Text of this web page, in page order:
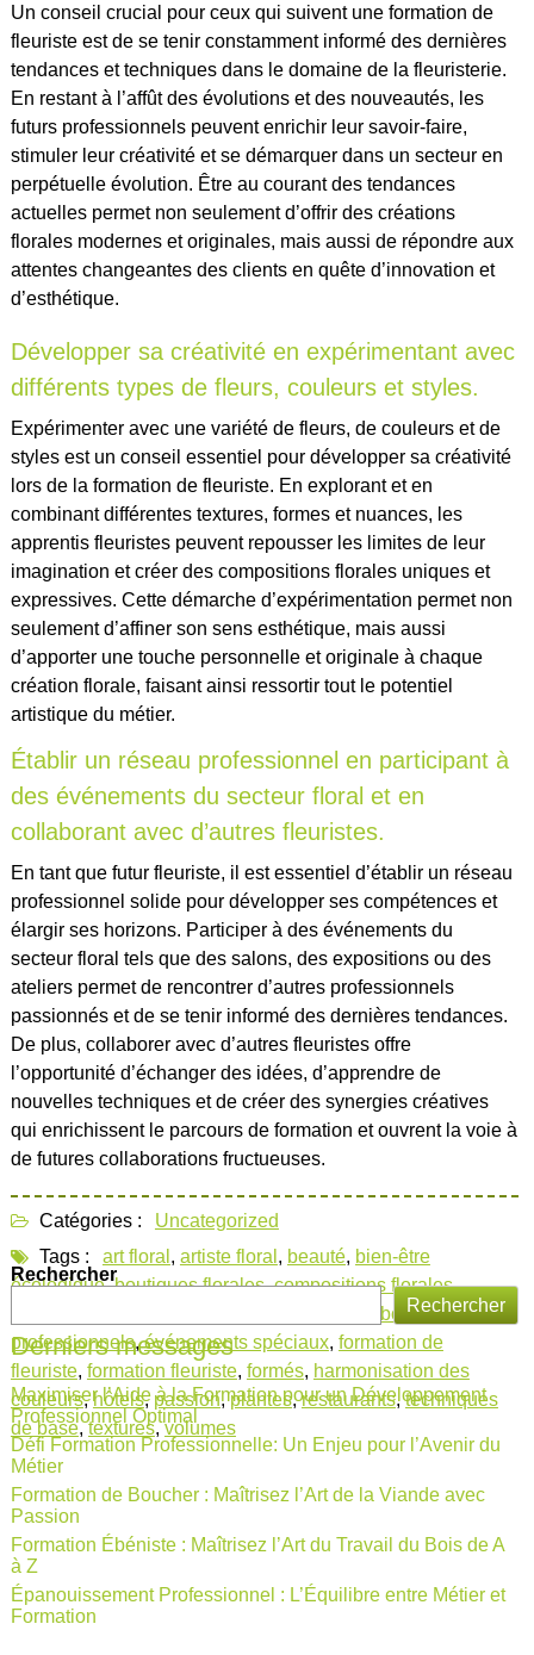
Un conseil crucial pour ceux qui suivent une formation de
fleuriste est de se tenir constamment informé des dernières
tendances et techniques dans le domaine de la fleuristerie.
En restant à l’affût des évolutions et des nouveautés, les
futurs professionnels peuvent enrichir leur savoir-faire,
stimuler leur créativité et se démarquer dans un secteur en
perpétuelle évolution. Être au courant des tendances
actuelles permet non seulement d’offrir des créations
florales modernes et originales, mais aussi de répondre aux
attentes changeantes des clients en quête d’innovation et
d’esthétique.
Développer sa créativité en expérimentant avec
différents types de fleurs, couleurs et styles.
Expérimenter avec une variété de fleurs, de couleurs et de
styles est un conseil essentiel pour développer sa créativité
lors de la formation de fleuriste. En explorant et en
combinant différentes textures, formes et nuances, les
apprentis fleuristes peuvent repousser les limites de leur
imagination et créer des compositions florales uniques et
expressives. Cette démarche d’expérimentation permet non
seulement d’affiner son sens esthétique, mais aussi
d’apporter une touche personnelle et originale à chaque
création florale, faisant ainsi ressortir tout le potentiel
artistique du métier.
Établir un réseau professionnel en participant à
des événements du secteur floral et en
collaborant avec d’autres fleuristes.
En tant que futur fleuriste, il est essentiel d’établir un réseau
professionnel solide pour développer ses compétences et
élargir ses horizons. Participer à des événements du
secteur floral tels que des salons, des expositions ou des
ateliers permet de rencontrer d’autres professionnels
passionnés et de se tenir informé des dernières tendances.
De plus, collaborer avec d’autres fleuristes offre
l’opportunité d’échanger des idées, d’apprendre de
nouvelles techniques et de créer des synergies créatives
qui enrichissent le parcours de formation et ouvrent la voie à
de futures collaborations fructueuses.
Catégories :
Uncategorized
Tags :
art floral , artiste floral , beauté, bien-être
écologique,boutiques florales,compositions florales,
débouchés
professionnels,événements spéciaux, formation de
fleuriste, formation fleuriste, formés, harmonisation des
couleurs,hôtels,passion,plantes,restaurants,techniques
de base,textures,volumes
Rechercher
Rechercher
Derniers messages
Maximiser l’Aide à la Formation pour un Développement
Professionnel Optimal
Défi Formation Professionnelle: Un Enjeu pour l’Avenir du
Métier
Formation de Boucher : Maîtrisez l’Art de la Viande avec
Passion
Formation Ébéniste : Maîtrisez l’Art du Travail du Bois de A
à Z
Épanouissement Professionnel : L’Équilibre entre Métier et
Formation